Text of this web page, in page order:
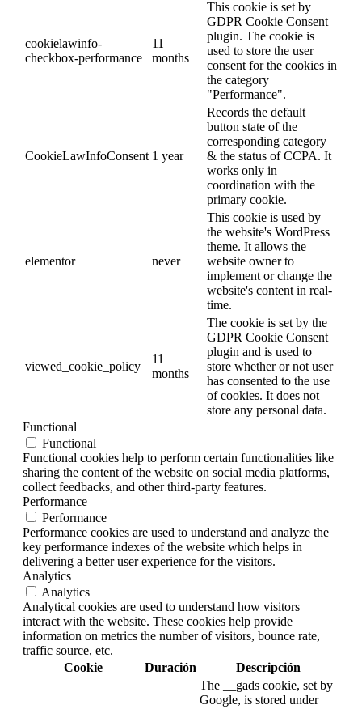
cookielawinfo-
checkbox-performance
11
months
This cookie is set by
GDPR Cookie Consent
plugin. The cookie is
used to store the user
consent for the cookies in
the category
"Performance".
CookieLawInfoConsent 1 year
Records the default
button state of the
corresponding category
& the status of CCPA. It
works only in
coordination with the
primary cookie.
elementor never
This cookie is used by
the website's WordPress
theme. It allows the
website owner to
implement or change the
website's content in real-
time.
viewed_cookie_policy
11
months
The cookie is set by the
GDPR Cookie Consent
plugin and is used to
store whether or not user
has consented to the use
of cookies. It does not
store any personal data.
Functional
Functional
Functional cookies help to perform certain functionalities like
sharing the content of the website on social media platforms,
collect feedbacks, and other third-party features.
Performance
Performance
Performance cookies are used to understand and analyze the
key performance indexes of the website which helps in
delivering a better user experience for the visitors.
Analytics
Analytics
Analytical cookies are used to understand how visitors
interact with the website. These cookies help provide
information on metrics the number of visitors, bounce rate,
traffic source, etc.
Cookie
Duración Descripción
The __gads cookie, set by
Google, is stored under